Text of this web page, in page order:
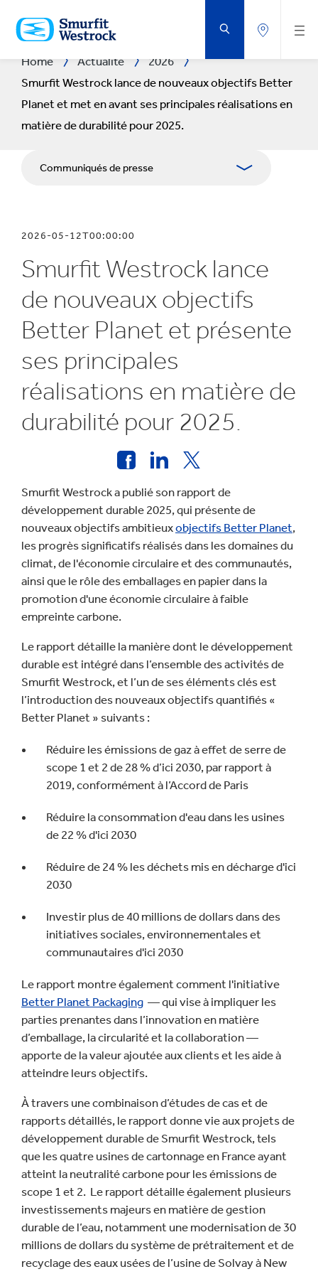
AU
CONTENU
PRINCIPAL
Home Actualité
2026
Smurfit Westrock lance de nouveaux objectifs Better
Planet et met en avant ses principales réalisations en
matière de durabilité pour 2025.
Communiqués de presse
Kit Media
2026-05-12T00:00:00
Smurfit Westrock lance
de nouveaux objectifs
Better Planet et présente
ses principales
réalisations en matière de
durabilité pour 2025.
Smurfit Westrock a publié son rapport de
développement durable 2025, qui présente de
nouveaux objectifs ambitieuxobjectifs Better Planet,
les progrès significatifs réalisés dans les domaines du
climat, de l'économie circulaire et des communautés,
ainsi que le rôle des emballages en papier dans la
promotion d'une économie circulaire à faible
empreinte carbone.
Le rapport détaille la manière dont le développement
durable est intégré dans l’ensemble des activités de
Smurfit Westrock, et l’un de ses éléments clés est
l’introduction des nouveaux objectifs quantifiés «
Better Planet » suivants :
Réduire les émissions de gaz à effet de serre de
scope 1 et 2 de 28 % d’ici 2030, par rapport à
2019, conformément à l’Accord de Paris
Réduire la consommation d'eau dans les usines
de 22 % d'ici 2030
Réduire de 24 % les déchets mis en décharge d'ici
2030
Investir plus de 40 millions de dollars dans des
initiatives sociales, environnementales et
communautaires d'ici 2030
Le rapport montre également comment l'initiative
Better Planet Packaging — qui vise à impliquer les
parties prenantes dans l’innovation en matière
d’emballage, la circularité et la collaboration —
apporte de la valeur ajoutée aux clients et les aide à
atteindre leurs objectifs.
À travers une combinaison d’études de cas et de
rapports détaillés, le rapport donne vie aux projets de
développement durable de Smurfit Westrock, tels
que les quatre usines de cartonnage en France ayant
atteint la neutralité carbone pour les émissions de
scope 1 et 2. Le rapport détaille également plusieurs
investissements majeurs en matière de gestion
durable de l’eau, notamment une modernisation de 30
millions de dollars du système de prétraitement et de
recyclage des eaux usées de l’usine de Solvay à New